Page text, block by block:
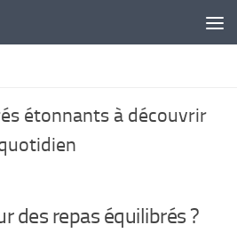
étonnants à découvrir
des repas équilibrés ?